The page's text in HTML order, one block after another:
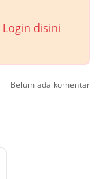
Login disini
Belum ada komentar